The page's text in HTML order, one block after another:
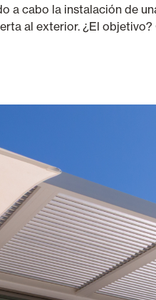
a cabo la instalación de
al exterior. ¿El